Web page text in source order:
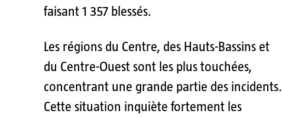
faisant 1 357 blessés.
Les régions du Centre, des Hauts-Bassins et
du Centre-Ouest sont les plus touchées,
concentrant une grande partie des incidents.
Cette situation inquiète fortement les